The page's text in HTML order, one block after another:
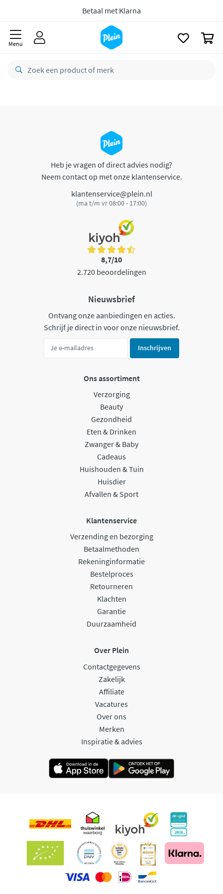
Betaal met Klarna
Menu
Heb je vragen of direct advies nodig?
Neem contact op met onze klantenservice.
klantenservice@plein.nl
(ma t/m vr 08:00 - 17:00)
8,7/10
2.720 beoordelingen
Nieuwsbrief
Ontvang onze aanbiedingen en acties.
Schrijf je direct in voor onze nieuwsbrief.
Inschrijven
Ons assortiment
Verzorging
Beauty
Gezondheid
Eten & Drinken
Zwanger & Baby
Cadeaus
Huishouden & Tuin
Huisdier
Afvallen & Sport
Klantenservice
Verzending en bezorging
Betaalmethoden
Rekeninginformatie
Bestelproces
Retourneren
Klachten
Garantie
Duurzaamheid
Over Plein
Contactgegevens
Zakelijk
Affiliate
Vacatures
Over ons
Merken
Inspiratie & advies